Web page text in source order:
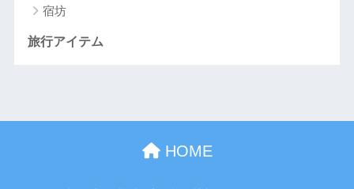
宿坊
旅行アイテム
HOME